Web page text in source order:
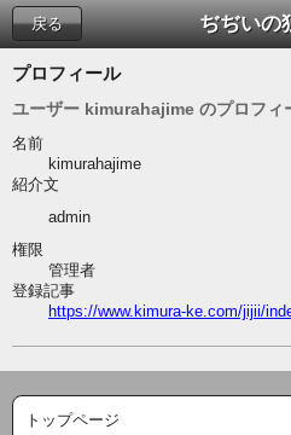
ぢぢいの
戻る
プロフィール
ユーザー kimurahajime のプロフィ
名前
kimurahajime
紹介文
admin
権限
管理者
登録記事
https://www.kimura-ke.com/jijii/
トップページ